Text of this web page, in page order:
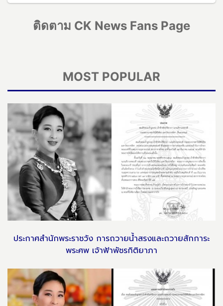
ติดตาม CK News Fans Page
MOST POPULAR
ประกาศสำนักพระราชวัง การถวายน้ำสรงและถวายสักการะ
พระศพ เจ้าฟ้าพัชรกิติยาภา